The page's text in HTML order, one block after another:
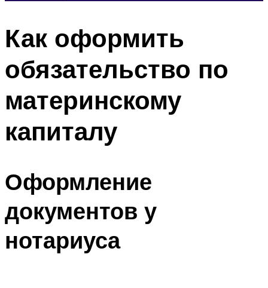
Как оформить
обязательство по
материнскому
капиталу
Оформление
документов у
нотариуса